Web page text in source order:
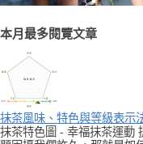
本月最多閱覽文章
抹茶風味、特色與等級表示
抹茶特色圖 - 幸福抹茶運動